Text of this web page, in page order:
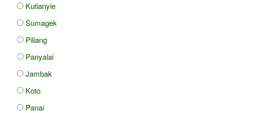
Kutianyie
Sumagek
Piliang
Panyalai
Jambak
Koto
Panai